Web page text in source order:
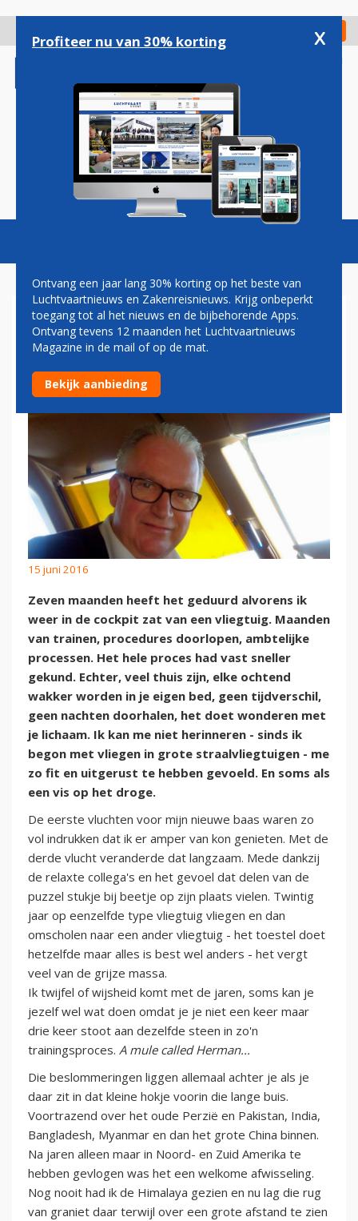
gaan
Check in
Magazine Podcasts Vacatures
HERMAN MATEBOER: TAKE
OFF!!
15 juni 2016
Zeven maanden heeft het geduurd alvorens ik
weer in de cockpit zat van een vliegtuig. Maanden
van trainen, procedures doorlopen, ambtelijke
processen. Het hele proces had vast sneller
gekund. Echter, veel thuis zijn, elke ochtend
wakker worden in je eigen bed, geen tijdverschil,
geen nachten doorhalen, het doet wonderen met
je lichaam. Ik kan me niet herinneren - sinds ik
begon met vliegen in grote straalvliegtuigen - me
zo fit en uitgerust te hebben gevoeld. En soms als
een vis op het droge.
De eerste vluchten voor mijn nieuwe baas waren zo
vol indrukken dat ik er amper van kon genieten. Met de
derde vlucht veranderde dat langzaam. Mede dankzij
de relaxte collega's en het gevoel dat delen van de
puzzel stukje bij beetje op zijn plaats vielen. Twintig
jaar op eenzelfde type vliegtuig vliegen en dan
omscholen naar een ander vliegtuig - het toestel doet
hetzelfde maar alles is best wel anders - het vergt
veel van de grijze massa.
Ik twijfel of wijsheid komt met de jaren, soms kan je
jezelf wel wat doen omdat je je niet een keer maar
drie keer stoot aan dezelfde steen in zo'n
trainingsproces. A mule called Herman...
Die beslommeringen liggen allemaal achter je als je
daar zit in dat kleine hokje voorin die lange buis.
Voortrazend over het oude Perzië en Pakistan, India,
Bangladesh, Myanmar en dan het grote China binnen.
Na jaren alleen maar in Noord- en Zuid Amerika te
hebben gevlogen was het een welkome afwisseling.
Nog nooit had ik de Himalaya gezien en nu lag die rug
van graniet daar terwijl over een grote afstand te zien
Profiteer nu van 30% korting x
Ontvang een jaar lang 30% korting op het beste van
Luchtvaartnieuws en Zakenreisnieuws. Krijg onbeperkt
toegang tot al het nieuws en de bijbehorende Apps.
Ontvang tevens 12 maanden het Luchtvaartnieuws
Magazine in de mail of op de mat.
Bekijk aanbieding